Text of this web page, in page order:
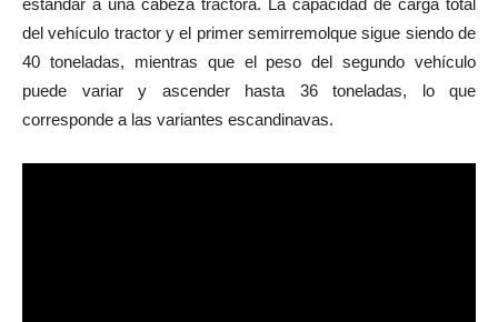
estándar a una cabeza tractora. La capacidad de carga total
del vehículo tractor y el primer semirremolque sigue siendo de
40 toneladas, mientras que el peso del segundo vehículo
puede variar y ascender hasta 36 toneladas, lo que
corresponde a las variantes escandinavas.